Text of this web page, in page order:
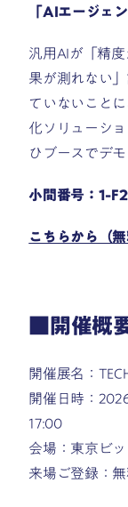
「AIエージェ
汎用AIが「精
果が測れない
ていないこと
化ソリューシ
ひブースでデ
小間番号：1-
こちらから（
■開催概
開催展名：
開催日時：
17:00
会場：東京ビッ
来場ご登録：